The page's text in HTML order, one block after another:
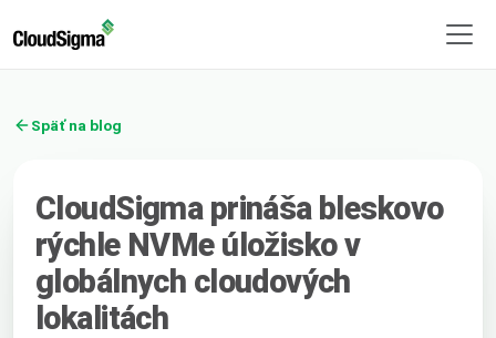
Späť na blog
CloudSigma prináša bleskovo
rýchle NVMe úložisko v
globálnych cloudových
lokalitách